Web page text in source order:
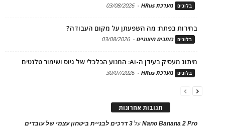
בלוגים מערכת HRus -
03/08/2026
בחירות בפתח: מה השפעתן על מקום העבודה?
בלוגים כותבים חיצוניים -
03/08/2026
מיתוג מעסיק בעידן ה-AI: המנוע הכלכלי של גיוס ושימור טלנטים
בלוגים מערכת HRus -
30/07/2026
תגובות אחרונות
Nano Banana 2 Proעל 3 דרכים לבניית ביטחון עצמי של עובדים